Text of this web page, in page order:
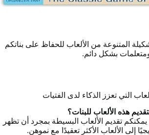
المتنوعة من الألعاب للحفاظ على بناتكم
بشكل دائم.
التي تعزز الذكاء لدى الفتيات
هذه الألعاب للبنات؟
تقديم الألعاب البسيطة بمجرد أن تظهر
إلى الألعاب الأكثر تعقيدًا مع نموهن.